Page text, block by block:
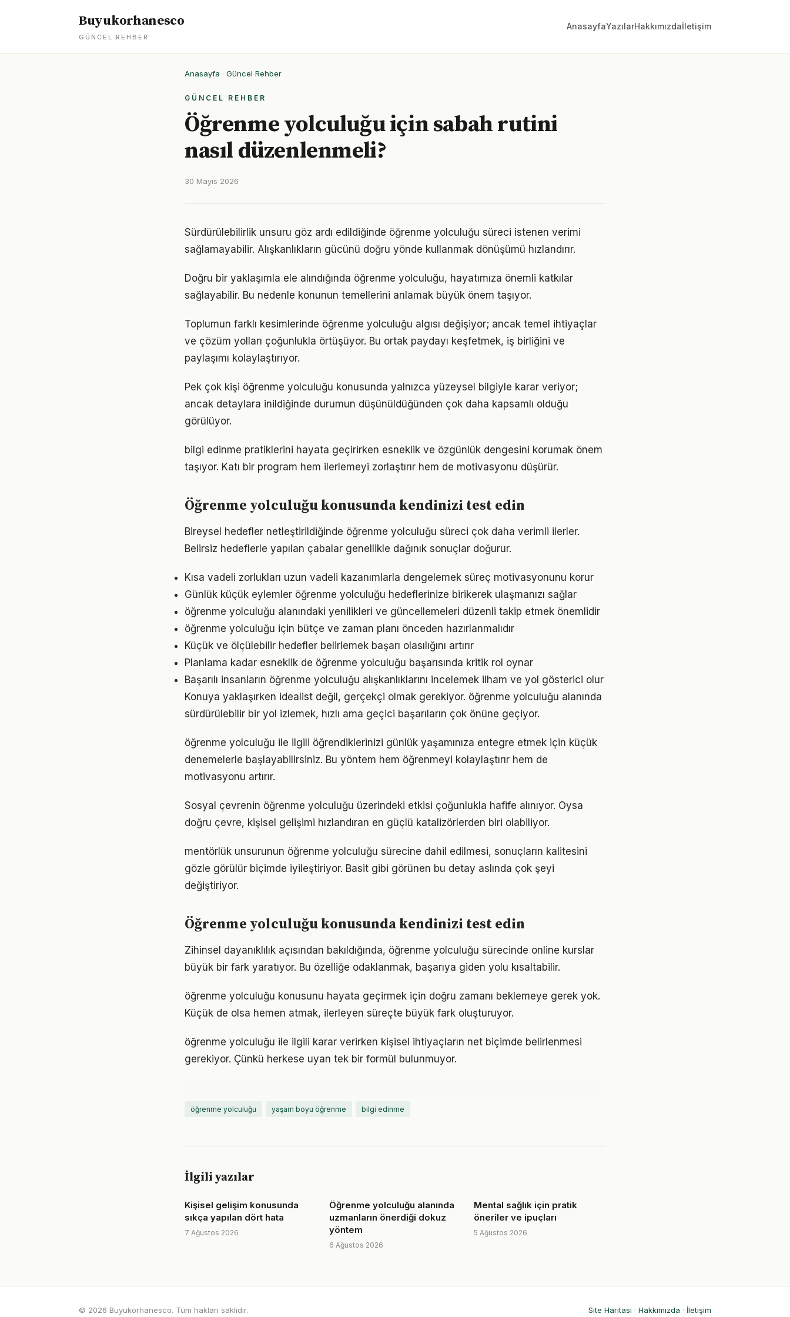
Buyukorhanesco
GÜNCEL REHBER
AnasayfaYazılarHakkımızdaİletişim
Anasayfa · Güncel Rehber
GÜNCEL REHBER
Öğrenme yolculuğu için sabah rutini
nasıl düzenlenmeli?
30 Mayıs 2026
Sürdürülebilirlik unsuru göz ardı edildiğinde öğrenme yolculuğu süreci istenen verimi
sağlamayabilir. Alışkanlıkların gücünü doğru yönde kullanmak dönüşümü hızlandırır.
Doğru bir yaklaşımla ele alındığında öğrenme yolculuğu, hayatımıza önemli katkılar
sağlayabilir. Bu nedenle konunun temellerini anlamak büyük önem taşıyor.
Toplumun farklı kesimlerinde öğrenme yolculuğu algısı değişiyor; ancak temel ihtiyaçlar
ve çözüm yolları çoğunlukla örtüşüyor. Bu ortak paydayı keşfetmek, iş birliğini ve
paylaşımı kolaylaştırıyor.
Pek çok kişi öğrenme yolculuğu konusunda yalnızca yüzeysel bilgiyle karar veriyor;
ancak detaylara inildiğinde durumun düşünüldüğünden çok daha kapsamlı olduğu
görülüyor.
bilgi edinme pratiklerini hayata geçirirken esneklik ve özgünlük dengesini korumak önem
taşıyor. Katı bir program hem ilerlemeyi zorlaştırır hem de motivasyonu düşürür.
Öğrenme yolculuğu konusunda kendinizi test edin
Bireysel hedefler netleştirildiğinde öğrenme yolculuğu süreci çok daha verimli ilerler.
Belirsiz hedeflerle yapılan çabalar genellikle dağınık sonuçlar doğurur.
Kısa vadeli zorlukları uzun vadeli kazanımlarla dengelemek süreç motivasyonunu korur
Günlük küçük eylemler öğrenme yolculuğu hedeflerinize birikerek ulaşmanızı sağlar
öğrenme yolculuğu alanındaki yenilikleri ve güncellemeleri düzenli takip etmek önemlidir
öğrenme yolculuğu için bütçe ve zaman planı önceden hazırlanmalıdır
Küçük ve ölçülebilir hedefler belirlemek başarı olasılığını artırır
Planlama kadar esneklik de öğrenme yolculuğu başarısında kritik rol oynar
Başarılı insanların öğrenme yolculuğu alışkanlıklarını incelemek ilham ve yol gösterici olur
Konuya yaklaşırken idealist değil, gerçekçi olmak gerekiyor. öğrenme yolculuğu alanında
sürdürülebilir bir yol izlemek, hızlı ama geçici başarıların çok önüne geçiyor.
öğrenme yolculuğu ile ilgili öğrendiklerinizi günlük yaşamınıza entegre etmek için küçük
denemelerle başlayabilirsiniz. Bu yöntem hem öğrenmeyi kolaylaştırır hem de
motivasyonu artırır.
Sosyal çevrenin öğrenme yolculuğu üzerindeki etkisi çoğunlukla hafife alınıyor. Oysa
doğru çevre, kişisel gelişimi hızlandıran en güçlü katalizörlerden biri olabiliyor.
mentörlük unsurunun öğrenme yolculuğu sürecine dahil edilmesi, sonuçların kalitesini
gözle görülür biçimde iyileştiriyor. Basit gibi görünen bu detay aslında çok şeyi
değiştiriyor.
Öğrenme yolculuğu konusunda kendinizi test edin
Zihinsel dayanıklılık açısından bakıldığında, öğrenme yolculuğu sürecinde online kurslar
büyük bir fark yaratıyor. Bu özelliğe odaklanmak, başarıya giden yolu kısaltabilir.
öğrenme yolculuğu konusunu hayata geçirmek için doğru zamanı beklemeye gerek yok.
Küçük de olsa hemen atmak, ilerleyen süreçte büyük fark oluşturuyor.
öğrenme yolculuğu ile ilgili karar verirken kişisel ihtiyaçların net biçimde belirlenmesi
gerekiyor. Çünkü herkese uyan tek bir formül bulunmuyor.
öğrenme yolculuğu yaşam boyu öğrenme bilgi edinme
İlgili yazılar
Kişisel gelişim konusunda
sıkça yapılan dört hata
7 Ağustos 2026
Öğrenme yolculuğu alanında
uzmanların önerdiği dokuz
yöntem
6 Ağustos 2026
Mental sağlık için pratik
öneriler ve ipuçları
5 Ağustos 2026
© 2026 Buyukorhanesco. Tüm hakları saklıdır. Site Haritası · Hakkımızda · İletişim